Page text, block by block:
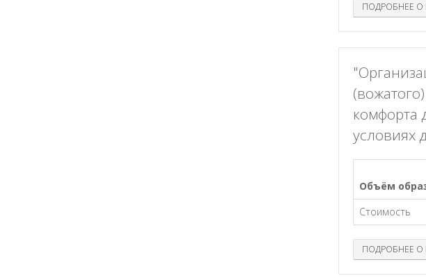
ПОДРОБНЕЕ О
комфорта
условиях
Объём
Стоимость
ПОДРОБНЕЕ О